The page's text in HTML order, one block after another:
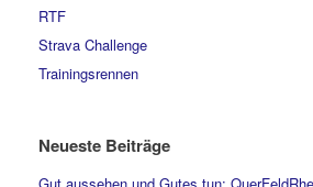
RTF
Strava Challenge
Trainingsrennen
Neueste Beiträge